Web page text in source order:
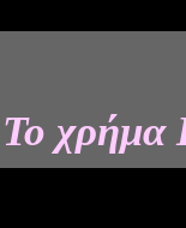
Το χρήμα